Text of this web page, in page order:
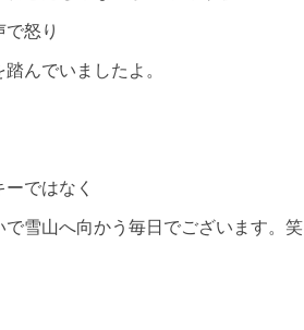
怒り
んでいましたよ。
ではなく
で雪山へ向かう毎日でございます。笑